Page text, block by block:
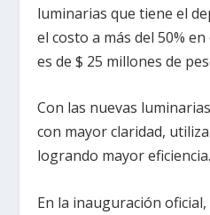
luminarias que tiene el
el costo a más del 50%
es de $ 25 millones de
Con las nuevas
con mayor claridad,
logrando mayor eficiencia.
En la inauguración